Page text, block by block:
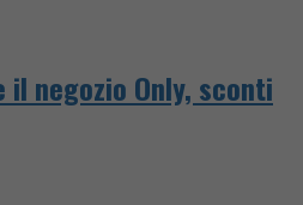
il negozio Only, sconti